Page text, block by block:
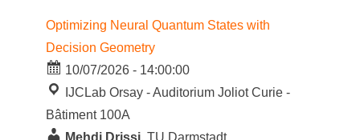
Optimizing Neural Quantum States with
Decision Geometry
10/07/2026 - 14:00:00
IJCLab Orsay - Auditorium Joliot Curie -
Bâtiment 100A
Mehdi Drissi, TU Darmstadt